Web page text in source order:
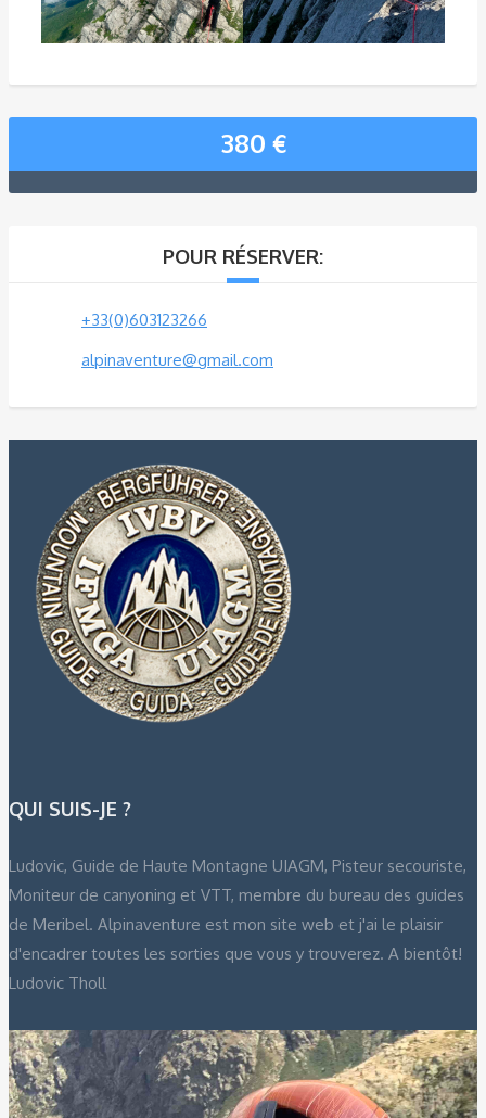
380 €
POUR RÉSERVER:
+33(0)603123266
alpinaventure@gmail.com
QUI SUIS-JE ?
Ludovic, Guide de Haute Montagne UIAGM, Pisteur secouriste,
Moniteur de canyoning et VTT, membre du bureau des guides
de Meribel. Alpinaventure est mon site web et j'ai le plaisir
d'encadrer toutes les sorties que vous y trouverez. A bientôt!
Ludovic Tholl